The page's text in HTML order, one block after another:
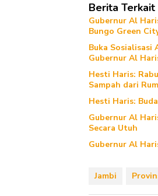
Berita Terkait
Gubernur Al
Bungo Green
Buka Sosialisasi
Gubernur Al
Hesti Haris:
Sampah dari
Hesti Haris:
Gubernur Al
Secara Utuh
Gubernur Al
Jambi